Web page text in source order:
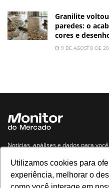
Utilizamos cookies para
experiência, melhorar o
Granilite
paredes: o
cores e
9 DE AGOSTO DE
Notícias, análises e dados para
Navegue no site
Últimas notícias Quem somos